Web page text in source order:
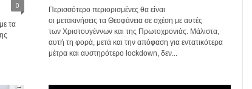
0
τα
Περισσότερο περιορισμένες θα είναι
οι μετακινήσεις τα Θεοφάνεια σε σχέση με αυτές
των Χριστουγέννων και της Πρωτοχρονιάς. Μάλιστα,
αυτή τη φορά, μετά και την απόφαση για εντατικότερα
μέτρα και αυστηρότερο lockdown, δεν...